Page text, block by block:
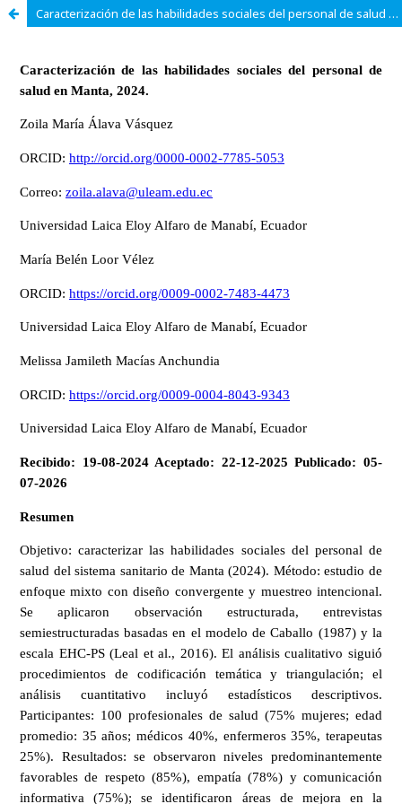
Caracterización de las habilidades sociales del personal de salud en Manta, 2024